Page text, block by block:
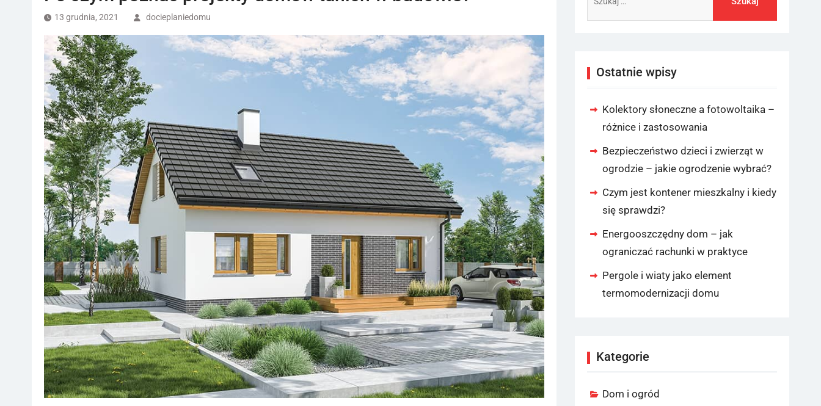
13 grudnia, 2021 docieplaniedomu
Ostatnie wpisy
Kolektory słoneczne a fotowoltaika –
różnice i zastosowania
Bezpieczeństwo dzieci i zwierząt w
ogrodzie – jakie ogrodzenie wybrać?
Czym jest kontener mieszkalny i kiedy
się sprawdzi?
Energooszczędny dom – jak
ograniczać rachunki w praktyce
Pergole i wiaty jako element
termomodernizacji domu
Kategorie
Dom i ogród